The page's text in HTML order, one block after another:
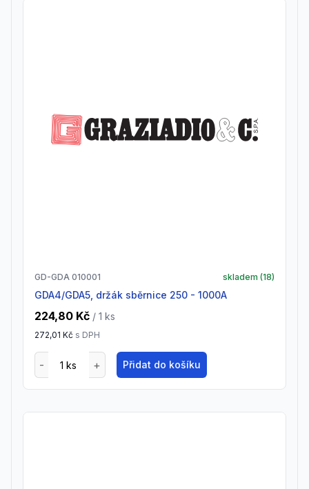
GD-GDA 010001 skladem (18)
GDA4/GDA5, držák sběrnice 250 - 1000A
224,80 Kč / 1 ks
272,01 Kč s DPH
Přidat do košíku